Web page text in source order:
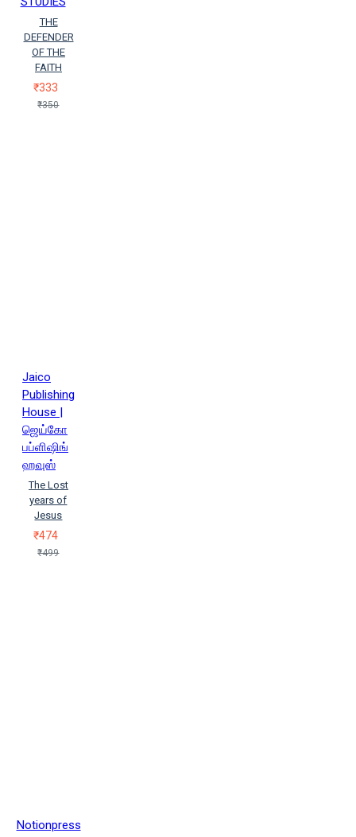
THE
DEFENDER
OF THE
FAITH
₹333
₹350
Jaico
Publishing
House |
ஜெய்கோ
பப்ளிஷிங்
ஹவுஸ்
The Lost
years of
Jesus
₹474
₹499
Notionpress